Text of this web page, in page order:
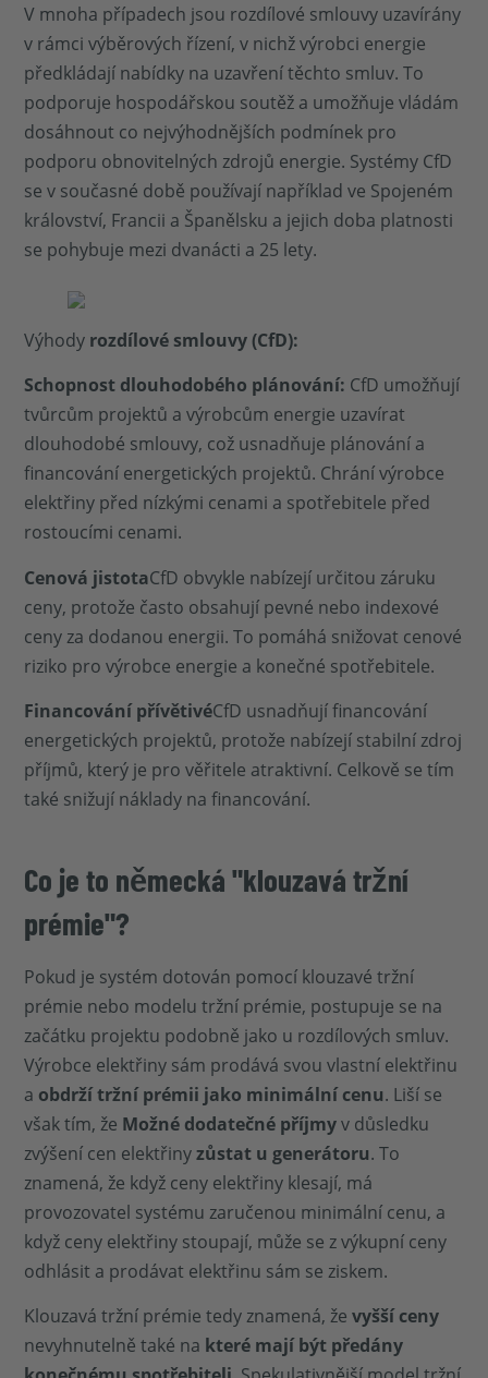
V mnoha případech jsou rozdílové smlouvy uzavírány
v rámci výběrových řízení, v nichž výrobci energie
předkládají nabídky na uzavření těchto smluv. To
podporuje hospodářskou soutěž a umožňuje vládám
dosáhnout co nejvýhodnějších podmínek pro
podporu obnovitelných zdrojů energie. Systémy CfD
se v současné době používají například ve Spojeném
království, Francii a Španělsku a jejich doba platnosti
se pohybuje mezi dvanácti a 25 lety.
Výhody rozdílové smlouvy (CfD):
Schopnost dlouhodobého plánování: CfD umožňují
tvůrcům projektů a výrobcům energie uzavírat
dlouhodobé smlouvy, což usnadňuje plánování a
financování energetických projektů. Chrání výrobce
elektřiny před nízkými cenami a spotřebitele před
rostoucími cenami.
Cenová jistotaCfD obvykle nabízejí určitou záruku
ceny, protože často obsahují pevné nebo indexové
ceny za dodanou energii. To pomáhá snižovat cenové
riziko pro výrobce energie a konečné spotřebitele.
Financování přívětivéCfD usnadňují financování
energetických projektů, protože nabízejí stabilní zdroj
příjmů, který je pro věřitele atraktivní. Celkově se tím
také snižují náklady na financování.
Co je to německá "klouzavá tržní
prémie"?
Pokud je systém dotován pomocí klouzavé tržní
prémie nebo modelu tržní prémie, postupuje se na
začátku projektu podobně jako u rozdílových smluv.
Výrobce elektřiny sám prodává svou vlastní elektřinu
a obdrží tržní prémii jako minimální cenu. Liší se
však tím, že Možné dodatečné příjmyv důsledku
zvýšení cen elektřinyzůstat u generátoru. To
znamená, že když ceny elektřiny klesají, má
provozovatel systému zaručenou minimální cenu, a
když ceny elektřiny stoupají, může se z výkupní ceny
odhlásit a prodávat elektřinu sám se ziskem.
Klouzavá tržní prémie tedy znamená, ževyšší ceny
nevyhnutelně také na které mají být předány